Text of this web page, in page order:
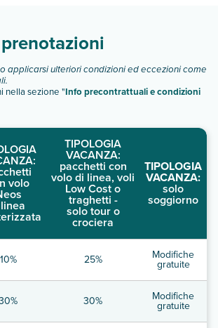
applicarsi ulteriori condizioni ed eccezioni come
nella sezione "Info precontrattuali e condizioni
volo
TIPOLOGIA
VACANZA:
pacchetti con
volo di linea, voli
Low Cost o
traghetti -
solo tour o
crociera
TIPOLOGIA
VACANZA:
solo
soggiorno
10% 25% Modifiche
gratuite
30% Modifiche
gratuite